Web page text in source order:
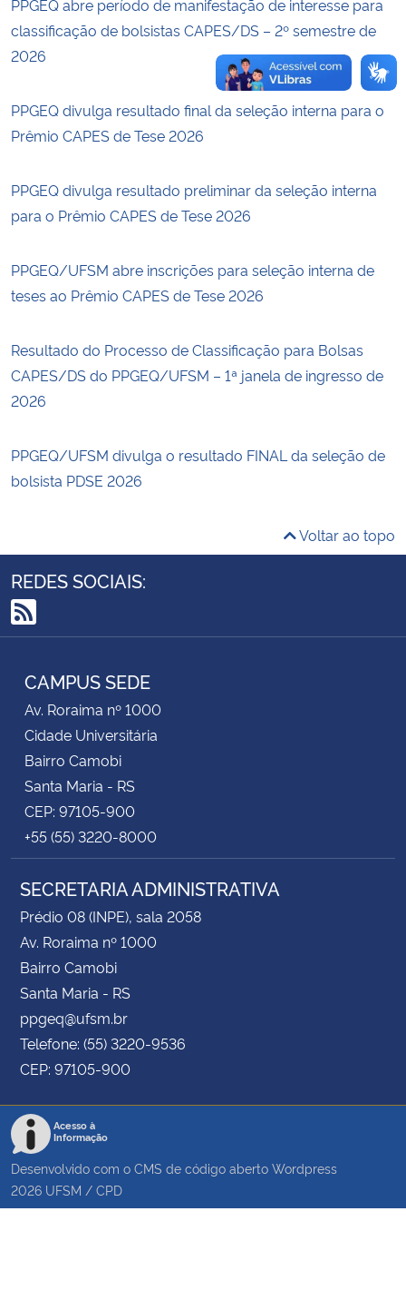
PPGEQ abre período de manifestação de interesse para
classificação de bolsistas CAPES/DS – 2º semestre de
2026
PPGEQ divulga resultado final da seleção interna para o
Prêmio CAPES de Tese 2026
PPGEQ divulga resultado preliminar da seleção interna
para o Prêmio CAPES de Tese 2026
PPGEQ/UFSM abre inscrições para seleção interna de
teses ao Prêmio CAPES de Tese 2026
Resultado do Processo de Classificação para Bolsas
CAPES/DS do PPGEQ/UFSM – 1ª janela de ingresso de
2026
PPGEQ/UFSM divulga o resultado FINAL da seleção de
bolsista PDSE 2026
Voltar ao topo
REDES SOCIAIS:
RSS
CAMPUS SEDE
Av. Roraima nº 1000
Cidade Universitária
Bairro Camobi
Santa Maria - RS
CEP: 97105-900
+55 (55) 3220-8000
SECRETARIA ADMINISTRATIVA
Prédio 08 (INPE), sala 2058
Av. Roraima nº 1000
Bairro Camobi
Santa Maria - RS
ppgeq@ufsm.br
Telefone: (55) 3220-9536
CEP: 97105-900
Acesso à
Informação
Desenvolvido com o CMS de código aberto Wordpress
2026 UFSM / CPD